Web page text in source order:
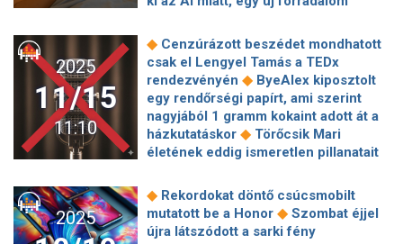
a játékok következő generációját
radikális baloldali woke cég irányítsa a
hadsereget◆Jön az AI, és
felzárkózik Magyarország - vagy
mégse?
ütköztek a kínai űrhajósok
A Google
mesterterve: föld körüli pályán
keringő adatközpontok és űrlézer
◆
Öt nagy NATO-tagállam fokozza
erőfeszítéseit az orosz agresszió
feltartóztatása érdekében
2025
11/15
11:10
◆ Cenzúrázott beszédet mondhatott
csak el Lengyel Tamás a TEDx
rendezvényén ◆ ByeAlex kiposztolt
egy rendőrségi papírt, ami szerint
nagyjából 1 gramm kokaint adott át a
házkutatáskor ◆ Törőcsik Mari
életének eddig ismeretlen pillanatait
hónapja mutatták be, máris zöld utat
kapott a 16+-os romantikus sorozat 2.
évadat! ◆4+1 varázslatos film a 70
2025
◆ Rekordokat döntő csúcsmobilt
mutatott be a Honor ◆ Szombat éjjel
újra látszódott a sarki fény